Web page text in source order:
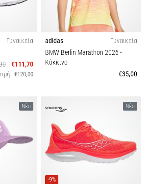
Γυναικεία
€111,70
€120,00
adidas
Γυναικεία
BMW Berlin Marathon 2026 -
Κόκκινο
€35,00
Νέο Νέο
-9%